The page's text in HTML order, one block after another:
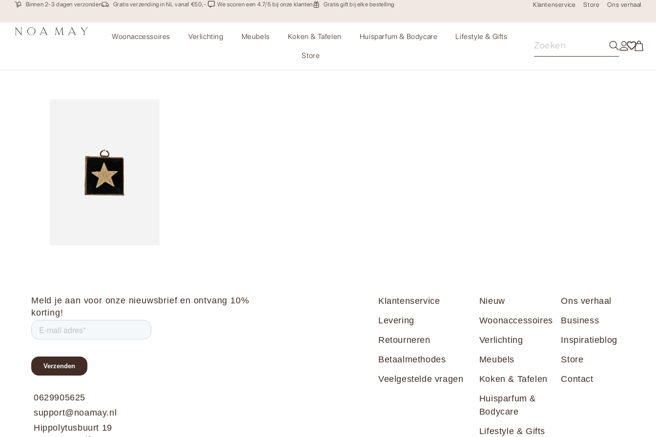
Binnen 2-3 dagen verzonden Gratis verzending in NL vanaf €50,- We scoren een 4.7/5 bij onze klanten Gratis gift bij elke bestelling Klantenservice Store Ons verhaal
Woonaccessoires Verlichting Meubels Koken & Tafelen Huisparfum & Bodycare Lifestyle & Gifts
Store
Meld je aan voor onze nieuwsbrief en ontvang 10%
korting!
0629905625
support@noamay.nl
Hippolytusbuurt 19
Klantenservice
Levering
Retourneren
Betaalmethodes
Veelgestelde vragen
Nieuw
Woonaccessoires
Verlichting
Meubels
Koken & Tafelen
Huisparfum &
Bodycare
Lifestyle & Gifts
Ons verhaal
Business
Inspiratieblog
Store
Contact